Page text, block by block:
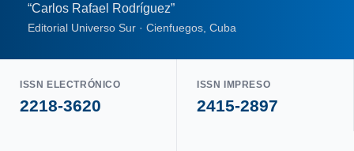
“Carlos Rafael Rodríguez”
Editorial Universo Sur · Cienfuegos, Cuba
ISSN ELECTRÓNICO
2218-3620
ISSN IMPRESO
2415-2897